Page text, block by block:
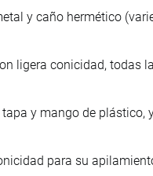
y caño hermético
ligera conicidad, todas
y mango de plástico,
para su